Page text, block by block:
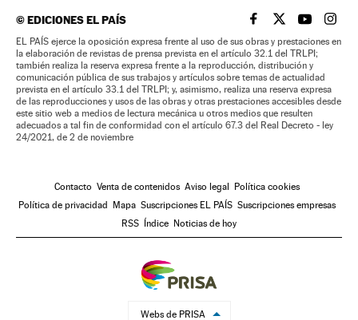
©EDICIONES EL PAÍS EL PAÍS BRASIL EN
EL PAÍSEL PAÍS
EL
EL PAÍS ejerce la oposición expresa frente al uso de sus obras y prestaciones en
la elaboración de revistas de prensa prevista en el artículo 32.1 del TRLPI;
también realiza la reserva expresa frente a la reproducción, distribución y
comunicación pública de sus trabajos y artículos sobre temas de actualidad
prevista en el artículo 33.1 del TRLPI; y, asimismo, realiza una reserva expresa
de las reproducciones y usos de las obras y otras prestaciones accesibles desde
este sitio web a medios de lectura mecánica u otros medios que resulten
adecuados a tal fin de conformidad con el artículo 67.3 del Real Decreto - ley
24/2021, de 2 de noviembre
Contacto Venta de contenidos Aviso legal Política cookies
Política de privacidad Mapa Suscripciones EL PAÍS Suscripciones empresas
RSS Índice Noticias de hoy
Webs de PRISA